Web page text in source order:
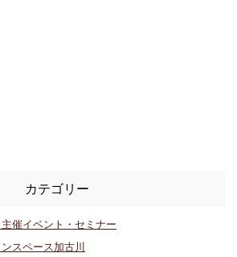
カテゴリー
催イベント・セミナー
スペース加古川